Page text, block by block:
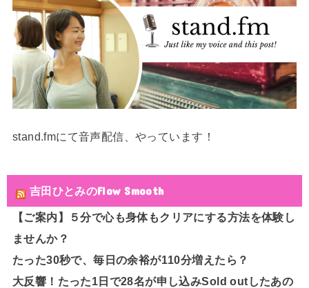
stand.fmにて音声配信、やっています！
吉田ひとみのFlow Smooth
【ご案内】５分で心も身体もクリアにする方法を体験し
ませんか？
たった30秒で、毎日の余裕が110分増えたら？
大反響！たった1日で28名が申し込みSold outしたあの